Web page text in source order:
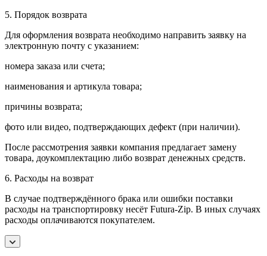
5. Порядок возврата
Для оформления возврата необходимо направить заявку на
электронную почту с указанием:
номера заказа или счета;
наименования и артикула товара;
причины возврата;
фото или видео, подтверждающих дефект (при наличии).
После рассмотрения заявки компания предлагает замену
товара, доукомплектацию либо возврат денежных средств.
6. Расходы на возврат
В случае подтверждённого брака или ошибки поставки
расходы на транспортировку несёт Futura-Zip. В иных случаях
расходы оплачиваются покупателем.